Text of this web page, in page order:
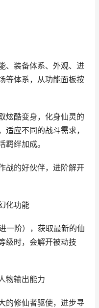
、装备体系、外观、进
等体系，从功能面板按
炫酷变身，化身仙灵的
应不同的战斗需求，
羁绊加成。
战的好伙伴，进阶解开
化功能
一阶），获取最新的仙
级时，会解开被动技
物输出能力
的修仙者驱使，进步寻